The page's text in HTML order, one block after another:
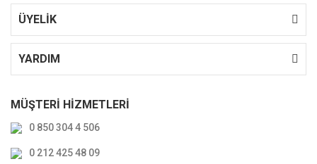
ÜYELİK
YARDIM
MÜŞTERİ HİZMETLERİ
0 850 304 4 506
0 212 425 48 09